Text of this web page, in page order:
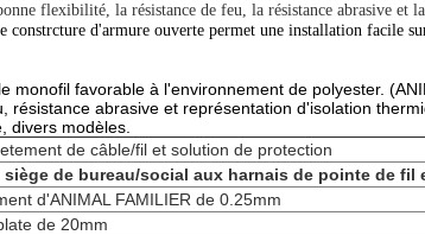
flexibilité, la résistance de feu, la résistance abrasive et
constrcture d'armure ouverte permet une installation facile
monofil favorable à l'environnement de polyester.
résistance abrasive et représentation d'isolation
divers modèles.
de câble/fil et solution de protection
siège de bureau/social aux harnais de pointe de fil
d'ANIMAL FAMILIER de 0.25mm
de 20mm